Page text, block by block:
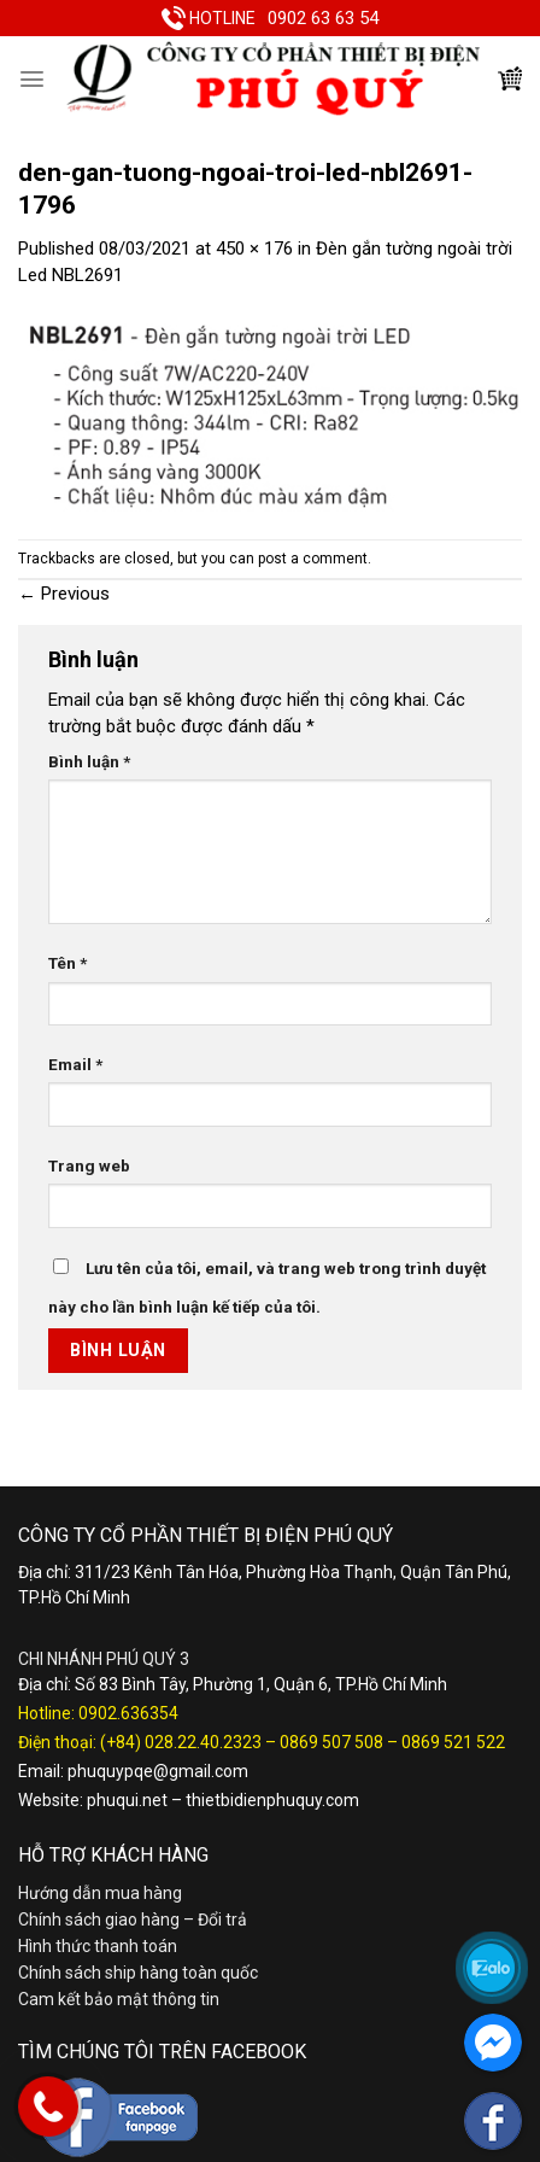
to
HOTLINE 0902 63 63 54
den-gan-tuong-ngoai-troi-led-nbl2691-
1796
Published 08/03/2021 at 450 × 176 in Đèn gắn tường ngoài trời
Led NBL2691
Trackbacks are closed, but you can post a comment.
← Previous
Bình luận
Email của bạn sẽ không được hiển thị công khai. Các
trường bắt buộc được đánh dấu *
Bình luận *
Tên *
Email *
Trang web
Lưu tên của tôi, email, và trang web trong trình duyệt
này cho lần bình luận kế tiếp của tôi.
CÔNG TY CỔ PHẦN THIẾT BỊ ĐIỆN PHÚ QUÝ
Địa chỉ: 311/23 Kênh Tân Hóa, Phường Hòa Thạnh, Quận Tân Phú,
TP.Hồ Chí Minh
CHI NHÁNH PHÚ QUÝ 3
Địa chỉ: Số 83 Bình Tây, Phường 1, Quận 6, TP.Hồ Chí Minh
Hotline: 0902.636354
Điện thoại: (+84) 028.22.40.2323 – 0869 507 508 – 0869 521 522
Email: phuquypqe@gmail.com
Website: phuqui.net – thietbidienphuquy.com
HỖ TRỢ KHÁCH HÀNG
Hướng dẫn mua hàng
Chính sách giao hàng – Đổi trả
Hình thức thanh toán
Chính sách ship hàng toàn quốc
Cam kết bảo mật thông tin
TÌM CHÚNG TÔI TRÊN FACEBOOK